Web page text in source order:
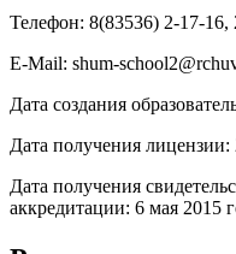
Телефон: 8(83536) 2-17-16,
E-Mail: shum-
Дата создания
Дата получения лицензии:
Дата получения
аккредитации: 6 мая 2015